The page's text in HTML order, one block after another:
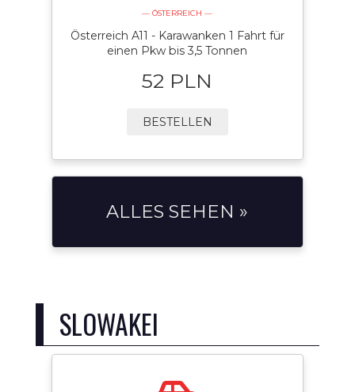
— ÖSTERREICH —
Österreich A11 - Karawanken 1 Fahrt für
einen Pkw bis 3,5 Tonnen
52 PLN
BESTELLEN
ALLES SEHEN »
SLOWAKEI